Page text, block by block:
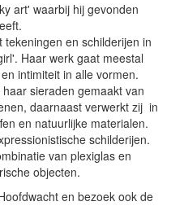
art' waarbij hij gevonden
en schilderijen in
Haar werk gaat meestal
intimiteit in alle vormen.
sieraden gemaakt van
daarnaast verwerkt zij in
en natuurlijke materialen.
schilderijen.
van plexiglas en
objecten.
en bezoek ook de